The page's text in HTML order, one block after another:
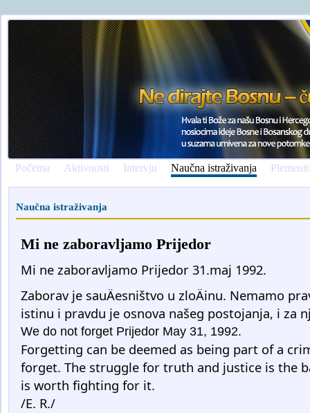
Početna Aktivnosti Intervju Naučna istraživanja
Naučna istraživanja
Mi ne zaboravljamo Prijedor
Mi ne zaboravljamo Prijedor 31.maj 1992.
Zaborav je sauÄesništvo u zloÄinu. Nemamo
istinu i pravdu je osnova našeg postojanja, i za
We do not forget Prijedor May 31, 1992.
Forgetting can be deemed as being part of a
forget. The struggle for truth and justice is the
is worth fighting for it.
/E. R./